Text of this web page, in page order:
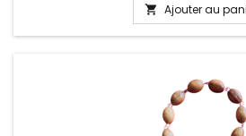
 Ajouter au